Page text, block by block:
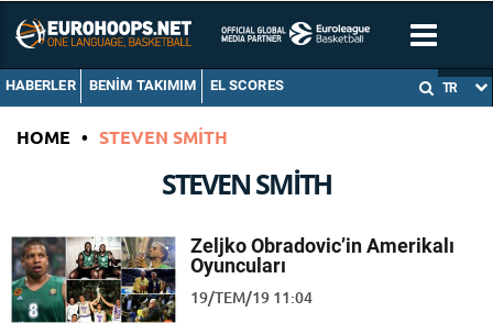
HABERLER BENIM TAKIMIM EL SCORES TR
HOME • STEVEN SMITH
STEVEN SMITH
Zeljko Obradovic’in Amerikalı
Oyuncuları
19/TEM/19 11:04